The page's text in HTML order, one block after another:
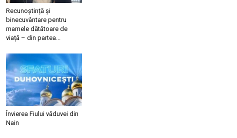
Recunoștință și
binecuvântare pentru
mamele dătătoare de
viață – din partea...
Învierea Fiului văduvei din
Nain